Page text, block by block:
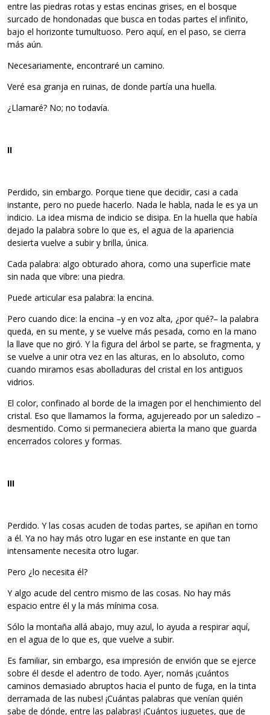
entre las piedras rotas y estas encinas grises, en el bosque
surcado de hondonadas que busca en todas partes el infinito,
bajo el horizonte tumultuoso. Pero aquí, en el paso, se cierra
más aún.
Necesariamente, encontraré un camino.
Veré esa granja en ruinas, de donde partía una huella.
¿Llamaré? No; no todavía.
II
Perdido, sin embargo. Porque tiene que decidir, casi a cada
instante, pero no puede hacerlo. Nada le habla, nada le es ya un
indicio. La idea misma de indicio se disipa. En la huella que había
dejado la palabra sobre lo que es, el agua de la apariencia
desierta vuelve a subir y brilla, única.
Cada palabra: algo obturado ahora, como una superficie mate
sin nada que vibre: una piedra.
Puede articular esa palabra: la encina.
Pero cuando dice: la encina –y en voz alta, ¿por qué?– la palabra
queda, en su mente, y se vuelve más pesada, como en la mano
la llave que no giró. Y la figura del árbol se parte, se fragmenta, y
se vuelve a unir otra vez en las alturas, en lo absoluto, como
cuando miramos esas abolladuras del cristal en los antiguos
vidrios.
El color, confinado al borde de la imagen por el henchimiento del
cristal. Eso que llamamos la forma, agujereado por un saledizo –
desmentido. Como si permaneciera abierta la mano que guarda
encerrados colores y formas.
III
Perdido. Y las cosas acuden de todas partes, se apiñan en torno
a él. Ya no hay más otro lugar en ese instante en que tan
intensamente necesita otro lugar.
Pero ¿lo necesita él?
Y algo acude del centro mismo de las cosas. No hay más
espacio entre él y la más mínima cosa.
Sólo la montaña allá abajo, muy azul, lo ayuda a respirar aquí,
en el agua de lo que es, que vuelve a subir.
Es familiar, sin embargo, esa impresión de envión que se ejerce
sobre él desde el adentro de todo. Ayer, nomás ¡cuántos
caminos demasiado abruptos hacia el punto de fuga, en la tinta
derramada de las nubes! ¡Cuántas palabras que venían quién
sabe de dónde, entre las palabras! ¡Cuántos juguetes, que de